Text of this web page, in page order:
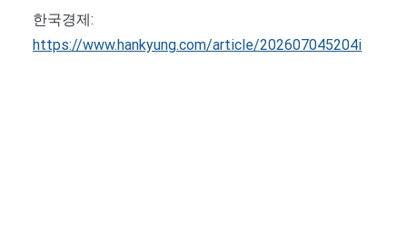
한국경제:
https://www.hankyung.com/article/202607045204i